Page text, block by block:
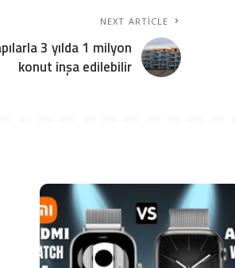
NEXT ARTICLE
3 yılda 1 milyon
konut inşa edilebilir